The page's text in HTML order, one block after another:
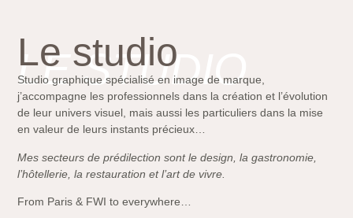
LE STUDIO
Le studio
Studio graphique spécialisé en image de marque,
j’accompagne les professionnels dans la création et l’évolution
de leur univers visuel, mais aussi les particuliers dans la mise
en valeur de leurs instants précieux…
Mes secteurs de prédilection sont le design, la gastronomie,
l’hôtellerie, la restauration et l’art de vivre.
From Paris & FWI to everywhere…